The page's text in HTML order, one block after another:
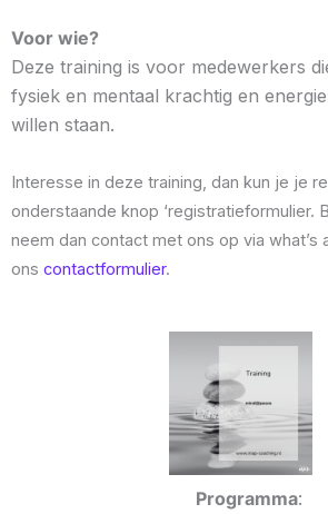
Voor wie?
Deze training is voor medewerkers
fysiek en mentaal krachtig en
willen staan.
Interesse in deze training, dan kun je je
onderstaande knop ‘registratieformulier.
neem dan contact met ons op via what’s
ons contactformulier.
Programma: